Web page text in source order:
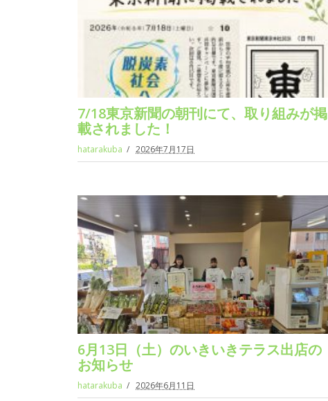
7/18東京新聞の朝刊にて、取り組みが掲
載されました！
hatarakuba 2026年7月17日
6月13日（土）のいきいきテラス出店の
お知らせ
hatarakuba 2026年6月11日